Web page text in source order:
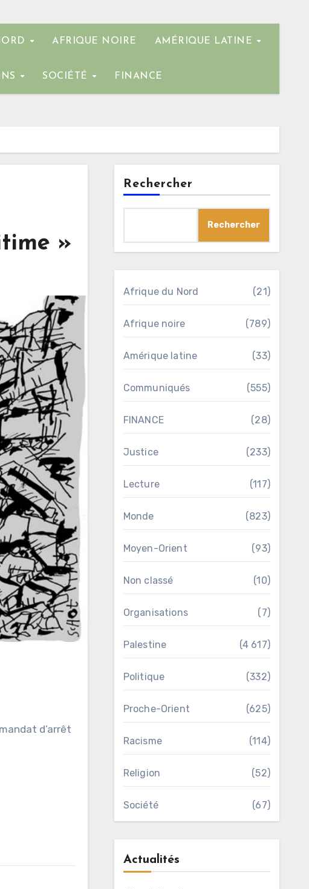
AFRIQUE NOIRE AMÉRIQUE LATINE
SOCIÉTÉ FINANCE
»
d’arrêt
Rechercher
Rechercher
Afrique du Nord (21)
Afrique noire (789)
Amérique latine (33)
Communiqués (555)
FINANCE (28)
Justice (233)
Lecture (117)
Monde (823)
Moyen-Orient (93)
Non classé (10)
Organisations (7)
Palestine (4 617)
Politique (332)
Proche-Orient (625)
Racisme (114)
Religion (52)
Société (67)
Actualités